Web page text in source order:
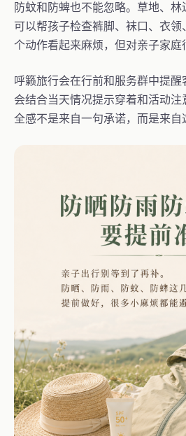
防蚊和防蜱也不能忽略。草地、
可以帮孩子检查裤脚、袜口、衣
个动作看起来麻烦，但对亲子家庭
呼籁旅行会在行前和服务群中提
会结合当天情况提示穿着和活动
全感不是来自一句承诺，而是来自